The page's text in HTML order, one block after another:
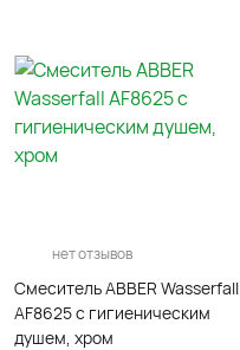
нет отзывов
Смеситель ABBER Wasserfall
AF8625 с гигиеническим
душем, хром